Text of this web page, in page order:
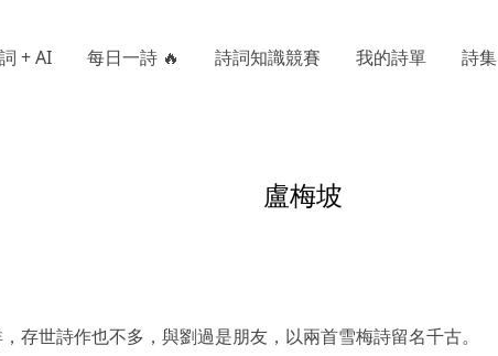
+ AI 每日一詩 🔥 詩詞知識競賽 我的詩單 詩集
盧梅坡
存世詩作也不多，與劉過是朋友，以兩首雪梅詩留名千古。